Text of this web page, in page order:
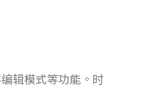
辑模式等功能。时